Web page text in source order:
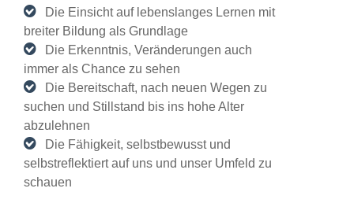
Die Einsicht auf lebenslanges Lernen mit
breiter Bildung als Grundlage
Die Erkenntnis, Veränderungen auch
immer als Chance zu sehen
Die Bereitschaft, nach neuen Wegen zu
suchen und Stillstand bis ins hohe Alter
abzulehnen
Die Fähigkeit, selbstbewusst und
selbstreflektiert auf uns und unser Umfeld zu
schauen